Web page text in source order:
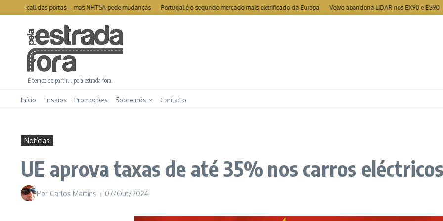
Ir para o conteúdo
recall das portas – mas NHTSA pede mudanças Portugal é o segundo mercado mais eletrificado da Europa Volvo abandona LIDAR nos EX90 e ES90
É tempo de partir… pela estrada fora.
Início Ensaios Promoções Sobre nós Contacto
Notícias
UE aprova taxas de até 35% nos carros
Por Carlos Martins 07/Out/2024